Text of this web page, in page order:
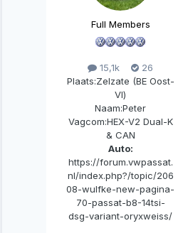
Full Members
15,1k
26
Plaats:Zelzate (BE Oost-
Vl)
Naam:Peter
Vagcom:HEX-V2 Dual-K
& CAN
Auto:
https://forum.vwpassat.
nl/index.php?/topic/206
08-wulfke-new-pagina-
70-passat-b8-14tsi-
dsg-variant-oryxweiss/